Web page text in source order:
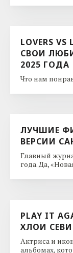
LOVERS
СВОИ
2025 ГОДА
Что нам
ЛУЧШИЕ
ВЕРСИИ
Главный
года. Да,
PLAY IT
ХЛОИ
Актриса и
альбомах,